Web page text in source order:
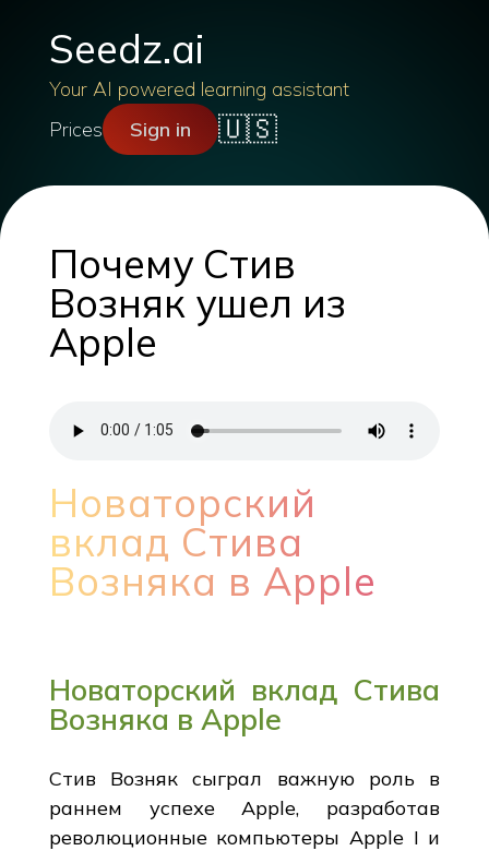
Seedz.ai
Your AI powered learning assistant
Prices
Sign in 🇺🇸
Почему Стив
Возняк ушел из
Apple
Новаторский
вклад Стива
Возняка в Apple
Новаторский вклад Стива
Возняка в Apple
Стив Возняк сыграл важную роль в
раннем успехе Apple, разработав
революционные компьютеры Apple I и